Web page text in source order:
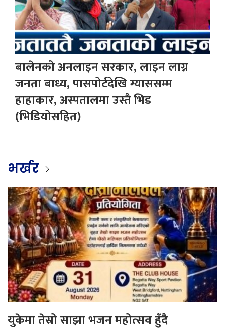
बालेनको अनलाइन सरकार, लाइन लाग्न
जनता बाध्य, पासपोर्टदेखि ग्याससम्म
हाहाकार, अस्पतालमा उस्तै भिड
(भिडियोसहित)
भर्खर
युकेमा तेस्रो साझा भजन महोत्सव हुँदै